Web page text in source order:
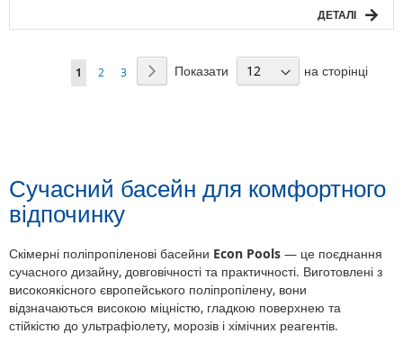
ДЕТАЛІ
Сторінка
You're
1 Сторінка
2 Сторінка
3 Сторінка
Наступний
Показати на сторінці
Сучасний басейн для комфортного
відпочинку
Скімерні поліпропіленові басейни Econ Pools — це поєднання
сучасного дизайну, довговічності та практичності. Виготовлені з
високоякісного європейського поліпропілену, вони
відзначаються високою міцністю, гладкою поверхнею та
стійкістю до ультрафіолету, морозів і хімічних реагентів.